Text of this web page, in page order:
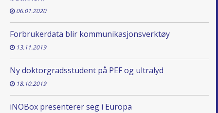
06.01.2020
Forbrukerdata blir kommunikasjonsverktøy
13.11.2019
Ny doktorgradsstudent på PEF og ultralyd
18.10.2019
iNOBox presenterer seg i Europa